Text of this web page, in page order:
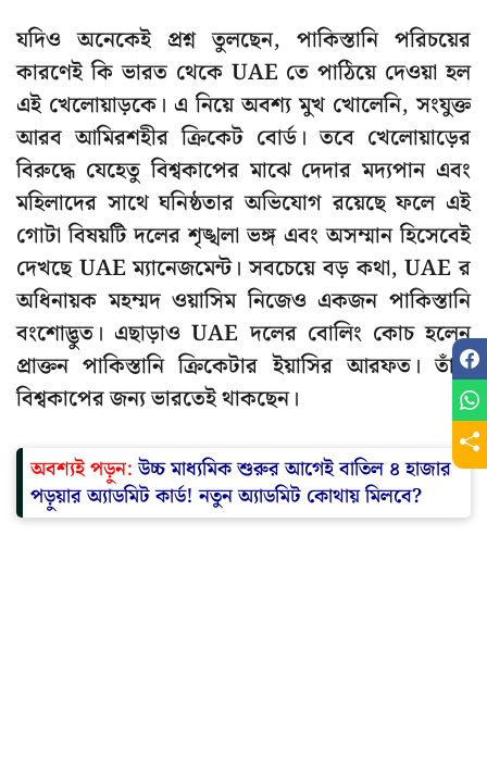
যদিও অনেকেই প্রশ্ন তুলছেন, পাকিস্তানি পরিচয়ের
কারণেই কি ভারত থেকে UAE তে পাঠিয়ে দেওয়া হল
এই খেলোয়াড়কে। এ নিয়ে অবশ্য মুখ খোলেনি, সংযুক্ত
আরব আমিরশহীর ক্রিকেট বোর্ড। তবে খেলোয়াড়ের
বিরুদ্ধে যেহেতু বিশ্বকাপের মাঝে দেদার মদ্যপান এবং
মহিলাদের সাথে ঘনিষ্ঠতার অভিযোগ রয়েছে ফলে এই
গোটা বিষয়টি দলের শৃঙ্খলা ভঙ্গ এবং অসম্মান হিসেবেই
দেখছে UAE ম্যানেজমেন্ট। সবচেয়ে বড় কথা, UAE র
অধিনায়ক মহম্মদ ওয়াসিম নিজেও একজন পাকিস্তানি
বংশোদ্ভুত। এছাড়াও UAE দলের বোলিং কোচ হলেন
প্রাক্তন পাকিস্তানি ক্রিকেটার ইয়াসির আরফত। তাঁরা
বিশ্বকাপের জন্য ভারতেই থাকছেন।
অবশ্যই পড়ুন: উচ্চ মাধ্যমিক শুরুর আগেই বাতিল ৪ হাজার
পড়ুয়ার অ্যাডমিট কার্ড! নতুন অ্যাডমিট কোথায় মিলবে?